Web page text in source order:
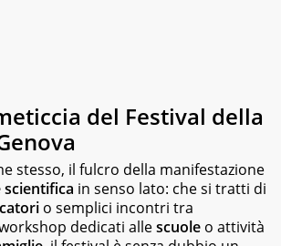
del Festival della
stesso, il fulcro della manifestazione
in senso lato: che si tratti di
o semplici incontri tra
dedicati allescuole o attività